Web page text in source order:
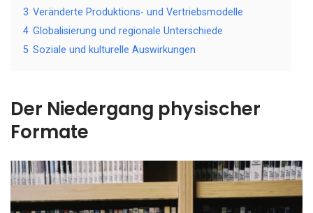
3 Veränderte Produktions- und Vertriebsmodelle
4 Globalisierung und regionale Unterschiede
5 Soziale und kulturelle Auswirkungen
Der Niedergang physischer
Formate